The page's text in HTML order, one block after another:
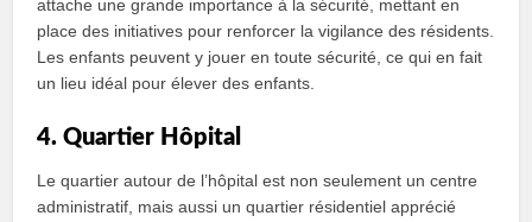
attache une grande importance à la sécurité, mettant en
place des initiatives pour renforcer la vigilance des résidents.
Les enfants peuvent y jouer en toute sécurité, ce qui en fait
un lieu idéal pour élever des enfants.
4. Quartier Hôpital
Le quartier autour de l’hôpital est non seulement un centre
administratif, mais aussi un quartier résidentiel apprécié